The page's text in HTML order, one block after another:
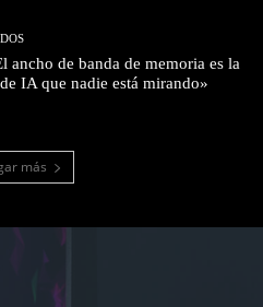
ancho de banda de memoria es la
IA que nadie está mirando»
más